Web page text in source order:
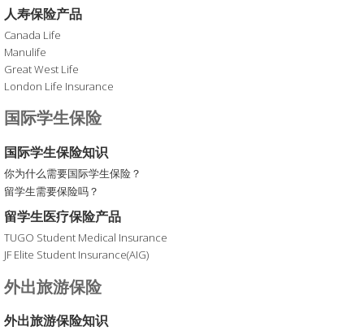
人寿保险产品
Canada Life
Manulife
Great West Life
London Life Insurance
国际学生保险
国际学生保险知识
你为什么需要国际学生保险？
留学生需要保险吗？
留学生医疗保险产品
TUGO Student Medical Insurance
JF Elite Student Insurance(AIG)
外出旅游保险
外出旅游保险知识